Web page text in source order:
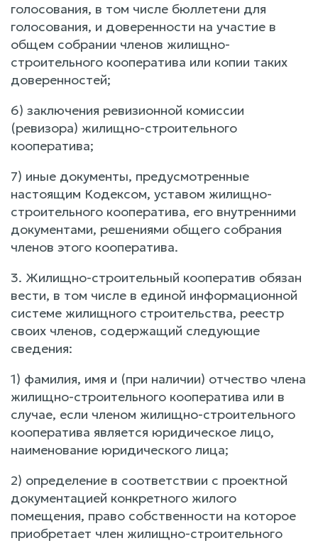
голосования, в том числе бюллетени для
голосования, и доверенности на участие в
общем собрании членов жилищно-
строительного кооператива или копии таких
доверенностей;
6) заключения ревизионной комиссии
(ревизора) жилищно-строительного
кооператива;
7) иные документы, предусмотренные
настоящим Кодексом, уставом жилищно-
строительного кооператива, его внутренними
документами, решениями общего собрания
членов этого кооператива.
3. Жилищно-строительный кооператив обязан
вести, в том числе в единой информационной
системе жилищного строительства, реестр
своих членов, содержащий следующие
сведения:
1) фамилия, имя и (при наличии) отчество члена
жилищно-строительного кооператива или в
случае, если членом жилищно-строительного
кооператива является юридическое лицо,
наименование юридического лица;
2) определение в соответствии с проектной
документацией конкретного жилого
помещения, право собственности на которое
приобретает член жилищно-строительного